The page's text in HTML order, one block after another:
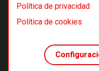
Política de privacidad
Política de cookies
Footer
Términos y